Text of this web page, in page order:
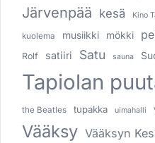
Järvenpää kesä Kino
kuolema musiikki mökki
Rolf satiiri Satu sauna
Tapiolan
the Beatles tupakka uimahalli
Vääksy Vääksyn